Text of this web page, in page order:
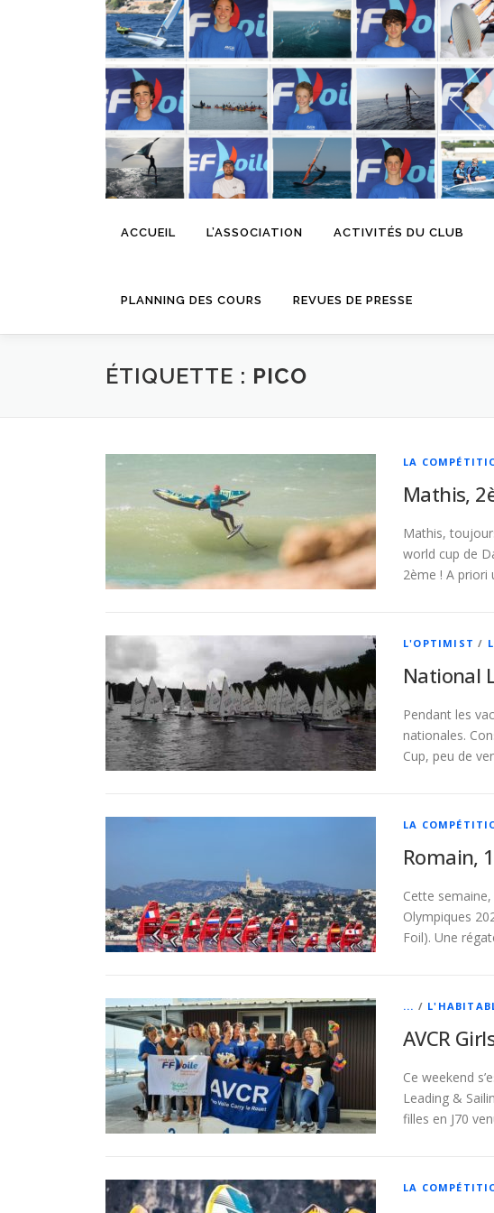
ACCUEIL L’ASSOCIATION ACTIVITÉS DU CLUB
PLANNING DES COURS REVUES DE PRESSE
ÉTIQUETTE : PICO
LA
Mathis,
Mathis,
world cup de
2ème ! A priori
L'OPTIMIST /
National
Pendant les
nationales.
Cup, peu de
LA
Romain,
Cette semaine,
Olympiques
Foil). Une
... /
AVCR
Ce weekend
Leading &
filles en J70
LA